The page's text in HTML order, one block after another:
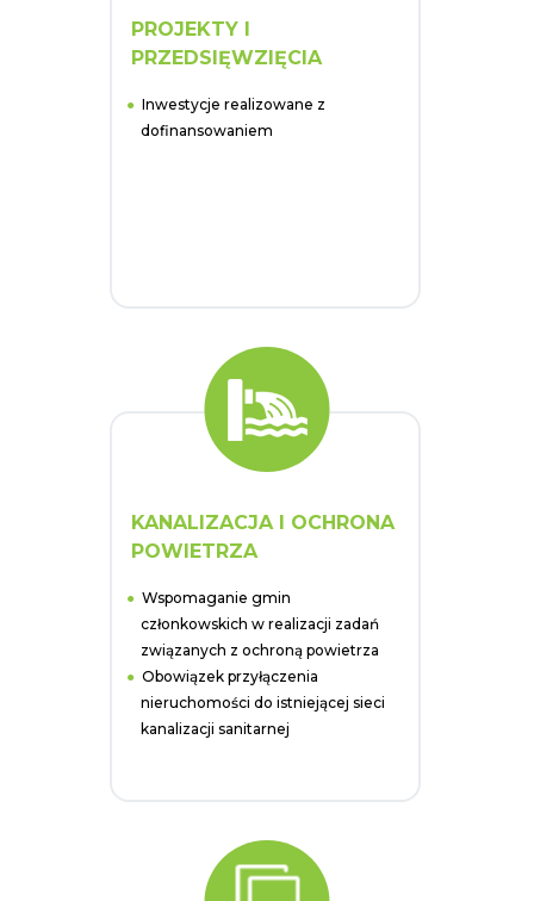
PROJEKTY I
PRZEDSIĘWZIĘCIA
Inwestycje realizowane z
dofinansowaniem
KANALIZACJA I OCHRONA
POWIETRZA
Wspomaganie gmin
członkowskich w realizacji zadań
związanych z ochroną powietrza
Obowiązek przyłączenia
nieruchomości do istniejącej sieci
kanalizacji sanitarnej